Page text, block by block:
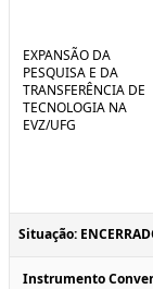
EXPANSÃO DA
PESQUISA E DA
TRANSFERÊNCIA DE
TECNOLOGIA NA
EVZ/UFG
Situação:
Instrumento